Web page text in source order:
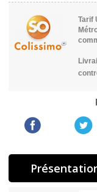
Tarif